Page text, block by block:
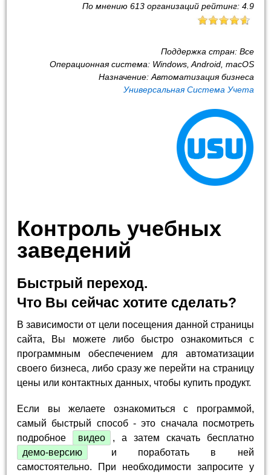
По мнению 613организаций рейтинг: 4.9
Поддержка стран: Все
Операционная система: Windows, Android, macOS
Назначение: Автоматизация бизнеса
Универсальная Система Учета
Контроль учебных
заведений
Быстрый переход.
Что Вы сейчас хотите сделать?
В зависимости от цели посещения данной страницы
сайта, Вы можете либо быстро ознакомиться с
программным обеспечением для автоматизации
своего бизнеса, либо сразу же перейти на страницу
цены или контактных данных, чтобы купить продукт.
Если вы желаете ознакомиться с программой,
самый быстрый способ - это сначала посмотреть
подробное
видео
, а затем скачать бесплатно
демо-версию
и поработать в ней
самостоятельно. При необходимости запросите у